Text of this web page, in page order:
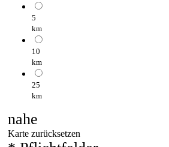
5
km
10
km
25
km
nahe
Karte zurücksetzen